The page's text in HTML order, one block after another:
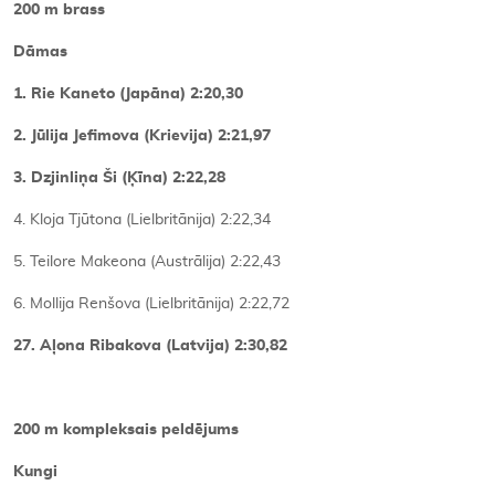
200 m brass
Dāmas
1. Rie Kaneto (Japāna) 2:20,30
2. Jūlija Jefimova (Krievija) 2:21,97
3. Dzjinliņa Ši (Ķīna) 2:22,28
4. Kloja Tjūtona (Lielbritānija) 2:22,34
5. Teilore Makeona (Austrālija) 2:22,43
6. Mollija Renšova (Lielbritānija) 2:22,72
27. Aļona Ribakova (Latvija) 2:30,82
200 m kompleksais peldējums
Kungi